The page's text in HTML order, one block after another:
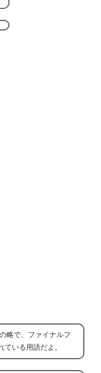
略で、ファイナルフ
いる用語だよ。